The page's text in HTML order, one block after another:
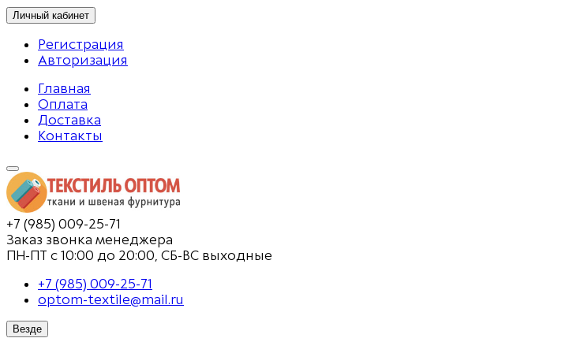
Личный кабинет
Регистрация
Авторизация
Главная
Оплата
Доставка
Контакты
+7 (985) 009-25-71
Заказ звонка менеджера
ПН-ПТ с 10:00 до 20:00, СБ-ВС выходные
+7 (985) 009-25-71
optom-textile@mail.ru
Везде